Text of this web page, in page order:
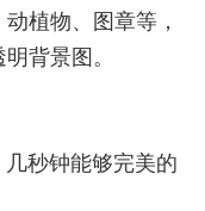
植物、图章等，
背景图。
秒钟能够完美的